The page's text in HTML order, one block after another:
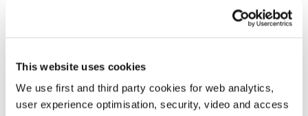
This website uses cookies
We use first and third party cookies for web analytics,
user experience optimisation, security, video and access
Danmark vil også styrke EU's bidrag til Parisaftalen. I dag
1990-niveauet.
EU's klimakommissær Cañete har allerede fastslået, at